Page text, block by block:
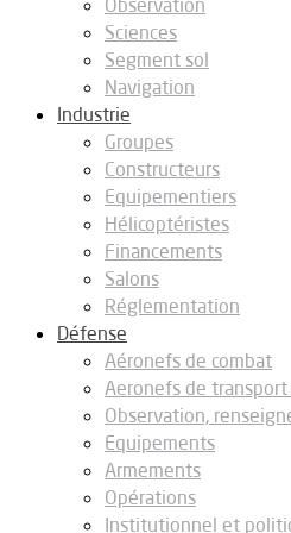
Observation
Sciences
Segment sol
Navigation
Industrie
Groupes
Constructeurs
Equipementiers
Hélicoptéristes
Financements
Salons
Réglementation
Défense
Aéronefs de combat
Aeronefs de
Observation,
Equipements
Armements
Opérations
Institutionnel et